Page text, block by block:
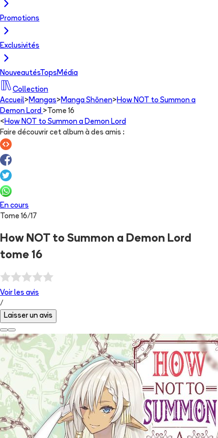
Promotions
Exclusivités
NouveautésTops Média
Collection
Accueil> Mangas> Manga Shōnen> How NOT to Summon a
Demon Lord > Tome 16
< How NOT to Summon a Demon Lord
Faire découvrir cet album à des amis :
En cours
Tome16/17
How NOT to Summon a Demon Lord
tome 16
Voir les avis
/
Laisser un avis